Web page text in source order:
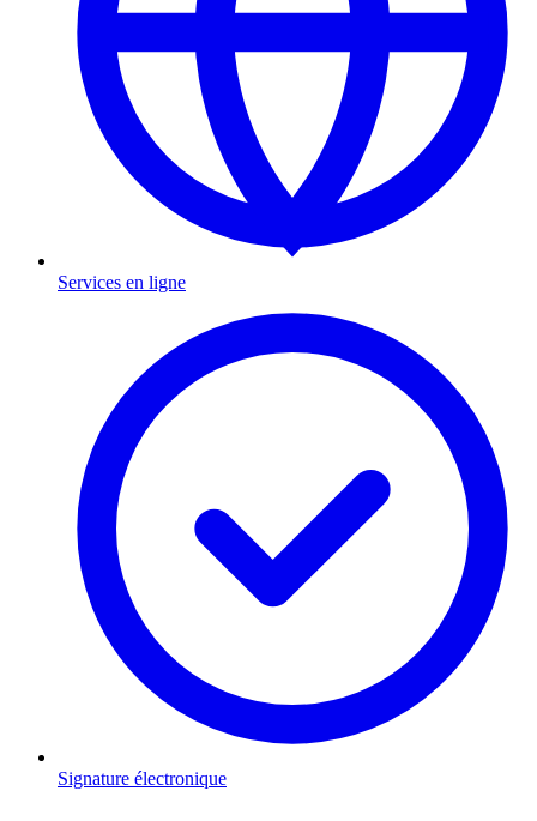
Services en ligne
Signature électronique